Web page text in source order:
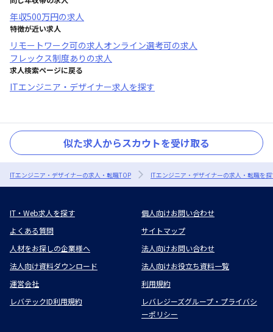
年収500万円の求人
特徴が近い求人
リモートワーク可の求人オンライン選考可の求人
フレックス制度あり の求人
求人検索ページに戻る
ITエンジニア・デザイナー求人を探す
似た求人からスカウトを受け取る
ITエンジニア・デザイナーの求人・転職TOP ITエンジニア・デザイナーの求人・転職を
IT・Web求人を探す
個人向けお問い合わせ
よくある質問
サイトマップ
人材をお探しの企業様へ
法人向けお問い合わせ
法人向け資料ダウンロード
法人向けお役立ち資料一覧
運営会社
利用規約
レバテックID利用規約
レバレジーズグループ・プライバシ
ーポリシー